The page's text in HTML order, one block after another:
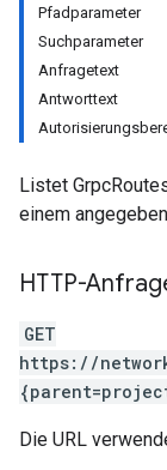
Pfadparameter
Suchparameter
Anfragetext
Antworttext
Listet
einem
HTTP-
GET
https://
Die URL